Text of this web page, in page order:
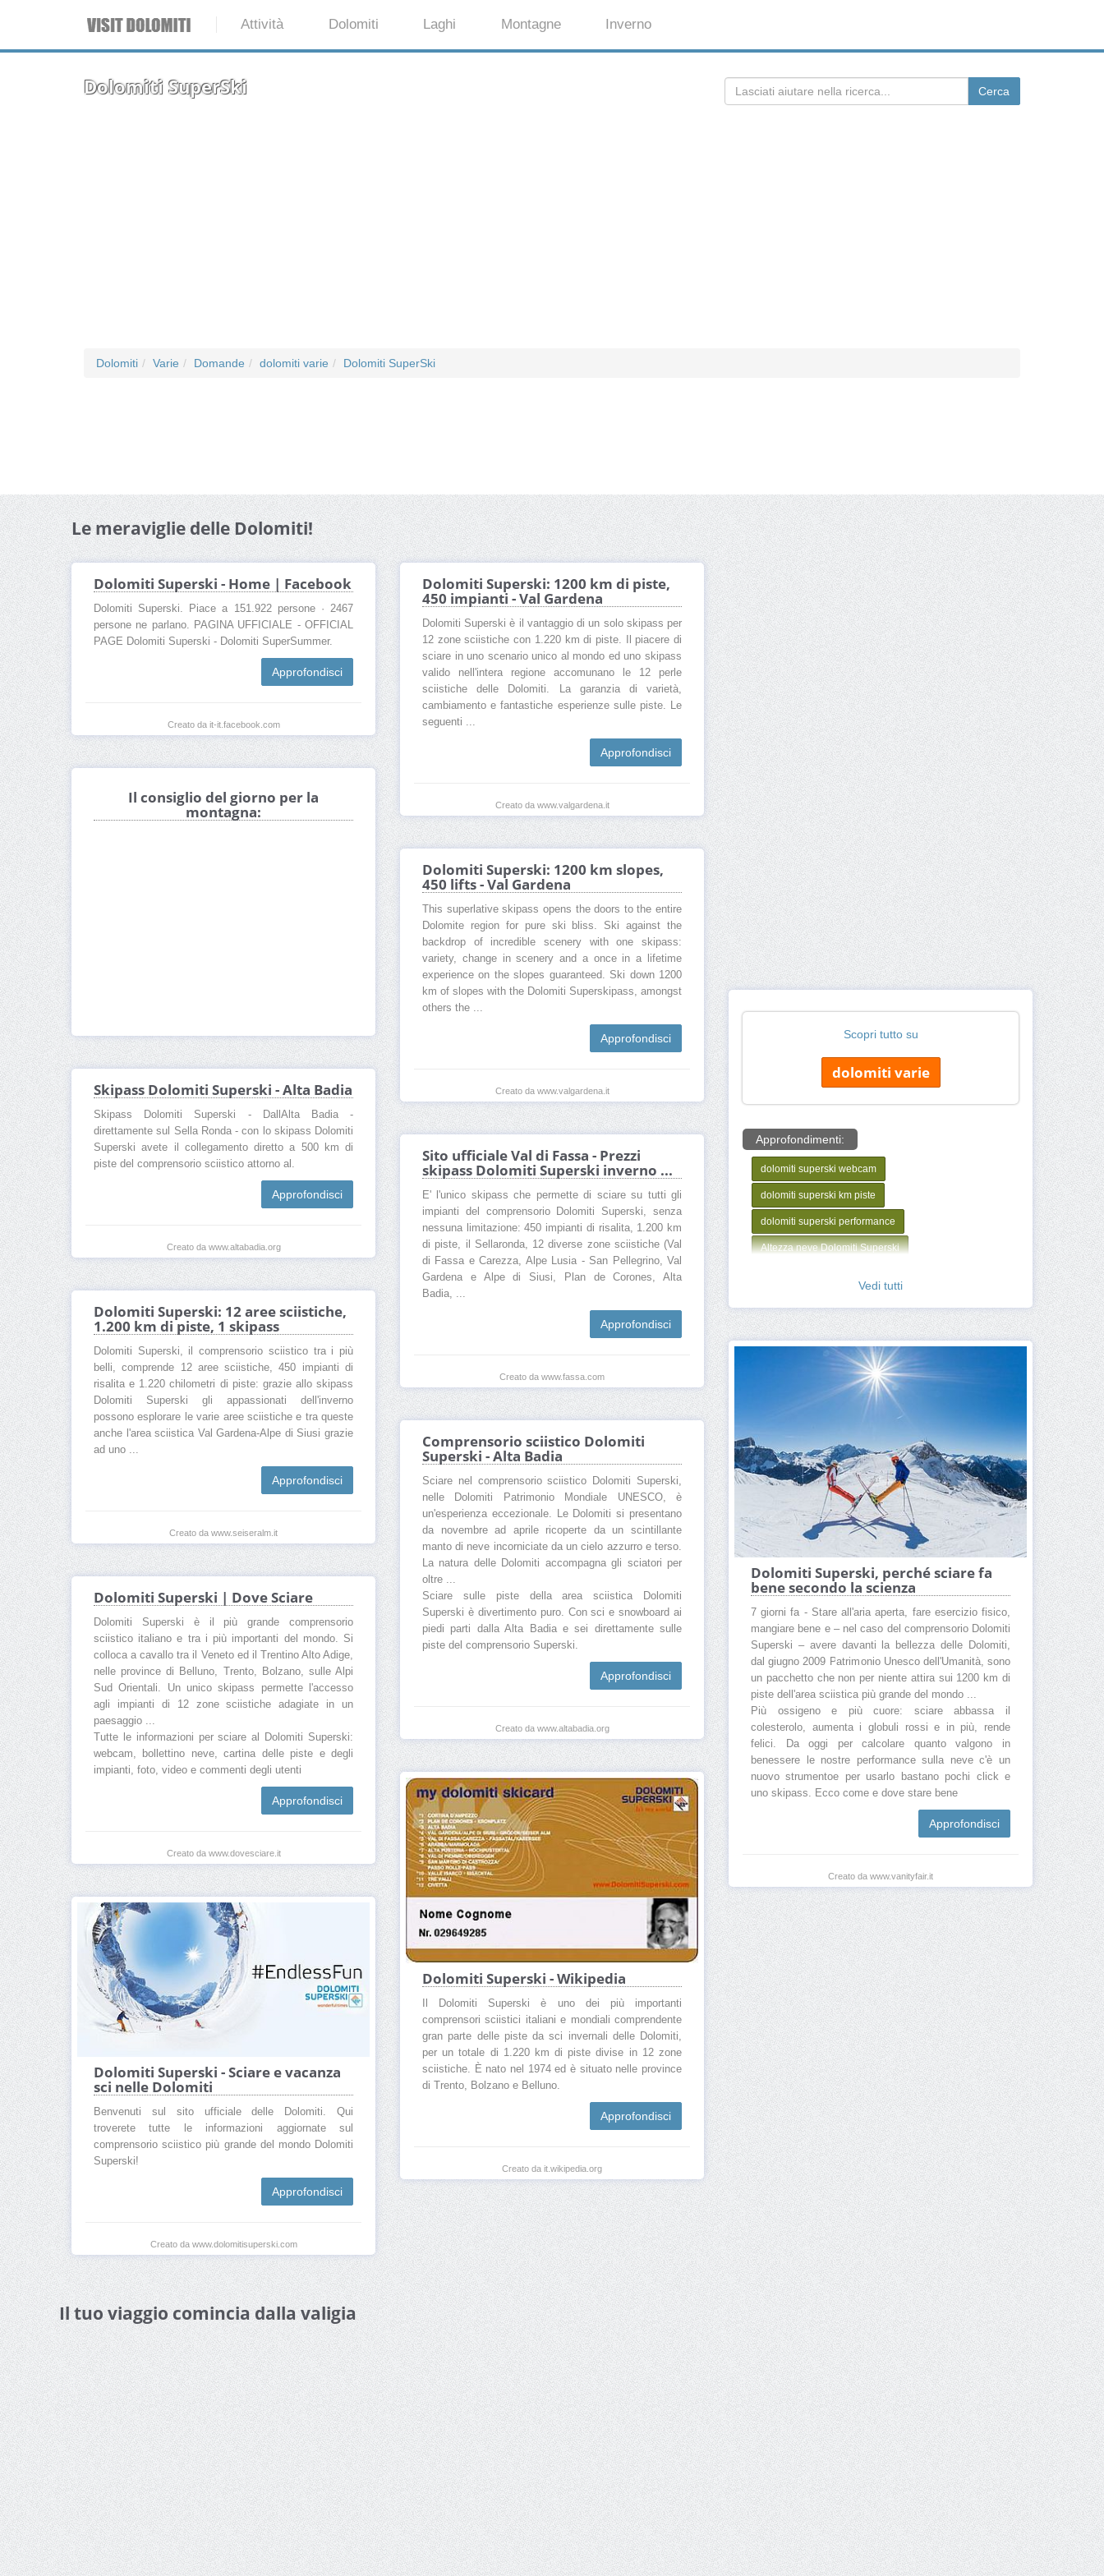
Attività Dolomiti Laghi Montagne Inverno
Dolomiti SuperSki
Dolomiti Varie Domande dolomiti varie Dolomiti SuperSki
Le meraviglie delle Dolomiti!
Dolomiti Superski - Home | Facebook
Dolomiti Superski. Piace a 151.922 persone · 2467
persone ne parlano. PAGINA UFFICIALE - OFFICIAL
PAGE Dolomiti Superski - Dolomiti SuperSummer.
Approfondisci
Creato da it-it.facebook.com
Dolomiti Superski: 1200 km di piste,
450 impianti - Val Gardena
Dolomiti Superski è il vantaggio di un solo skipass per
12 zone sciistiche con 1.220 km di piste. Il piacere di
sciare in uno scenario unico al mondo ed uno skipass
valido nell'intera regione accomunano le 12 perle
sciistiche delle Dolomiti. La garanzia di varietà,
cambiamento e fantastiche esperienze sulle piste. Le
seguenti ...
Approfondisci
Creato da www.valgardena.it
Scopri tutto su
dolomiti varie
Approfondimenti:
dolomiti superski webcam
dolomiti superski km piste
dolomiti superski performance
Altezza neve Dolomiti Superski
Maestro sci Dolomiti SuperSki
Corso sci Dolomiti SuperSki
Apertura impianti Dolomiti SuperSki
Webcam Dolomiti SuperSki
Meteo Dolomiti SuperSki
Cartina Dolomiti SuperSki
Prezzi Dolomiti SuperSki
Quanta neve c'è a Dolomiti SuperSki
Vedi tutti
Il consiglio del giorno per la
montagna:
Dolomiti Superski: 1200 km slopes,
450 lifts - Val Gardena
This superlative skipass opens the doors to the entire
Dolomite region for pure ski bliss. Ski against the
backdrop of incredible scenery with one skipass:
variety, change in scenery and a once in a lifetime
experience on the slopes guaranteed. Ski down 1200
km of slopes with the Dolomiti Superskipass, amongst
others the ...
Approfondisci
Creato da www.valgardena.it
Skipass Dolomiti Superski - Alta Badia
Skipass Dolomiti Superski - DallAlta Badia -
direttamente sul Sella Ronda - con lo skipass Dolomiti
Superski avete il collegamento diretto a 500 km di
piste del comprensorio sciistico attorno al.
Approfondisci
Creato da www.altabadia.org
Sito ufficiale Val di Fassa - Prezzi
skipass Dolomiti Superski inverno ...
E' l'unico skipass che permette di sciare su tutti gli
impianti del comprensorio Dolomiti Superski, senza
nessuna limitazione: 450 impianti di risalita, 1.200 km
di piste, il Sellaronda, 12 diverse zone sciistiche (Val
di Fassa e Carezza, Alpe Lusia - San Pellegrino, Val
Gardena e Alpe di Siusi, Plan de Corones, Alta
Badia, ...
Approfondisci
Creato da www.fassa.com
Dolomiti Superski: 12 aree sciistiche,
1.200 km di piste, 1 skipass
Dolomiti Superski, il comprensorio sciistico tra i più
belli, comprende 12 aree sciistiche, 450 impianti di
risalita e 1.220 chilometri di piste: grazie allo skipass
Dolomiti Superski gli appassionati dell'inverno
possono esplorare le varie aree sciistiche e tra queste
anche l'area sciistica Val Gardena-Alpe di Siusi grazie
ad uno ...
Approfondisci
Creato da www.seiseralm.it
Dolomiti Superski, perché sciare fa
bene secondo la scienza
7 giorni fa - Stare all'aria aperta, fare esercizio fisico,
mangiare bene e – nel caso del comprensorio Dolomiti
Superski – avere davanti la bellezza delle Dolomiti,
dal giugno 2009 Patrimonio Unesco dell'Umanità, sono
un pacchetto che non per niente attira sui 1200 km di
piste dell'area sciistica più grande del mondo ...
Più ossigeno e più cuore: sciare abbassa il
colesterolo, aumenta i globuli rossi e in più, rende
felici. Da oggi per calcolare quanto valgono in
benessere le nostre performance sulla neve c'è un
nuovo strumentoe per usarlo bastano pochi click e
uno skipass. Ecco come e dove stare bene
Approfondisci
Creato da www.vanityfair.it
Comprensorio sciistico Dolomiti
Superski - Alta Badia
Sciare nel comprensorio sciistico Dolomiti Superski,
nelle Dolomiti Patrimonio Mondiale UNESCO, è
un'esperienza eccezionale. Le Dolomiti si presentano
da novembre ad aprile ricoperte da un scintillante
manto di neve incorniciate da un cielo azzurro e terso.
La natura delle Dolomiti accompagna gli sciatori per
oltre ...
Sciare sulle piste della area sciistica Dolomiti
Superski è divertimento puro. Con sci e snowboard ai
piedi parti dalla Alta Badia e sei direttamente sulle
piste del comprensorio Superski.
Approfondisci
Creato da www.altabadia.org
Dolomiti Superski | Dove Sciare
Dolomiti Superski è il più grande comprensorio
sciistico italiano e tra i più importanti del mondo. Si
colloca a cavallo tra il Veneto ed il Trentino Alto Adige,
nelle province di Belluno, Trento, Bolzano, sulle Alpi
Sud Orientali. Un unico skipass permette l'accesso
agli impianti di 12 zone sciistiche adagiate in un
paesaggio ...
Tutte le informazioni per sciare al Dolomiti Superski:
webcam, bollettino neve, cartina delle piste e degli
impianti, foto, video e commenti degli utenti
Approfondisci
Creato da www.dovesciare.it
Dolomiti Superski - Wikipedia
Il Dolomiti Superski è uno dei più importanti
comprensori sciistici italiani e mondiali comprendente
gran parte delle piste da sci invernali delle Dolomiti,
per un totale di 1.220 km di piste divise in 12 zone
sciistiche. È nato nel 1974 ed è situato nelle province
di Trento, Bolzano e Belluno.
Approfondisci
Creato da it.wikipedia.org
Dolomiti Superski - Sciare e vacanza
sci nelle Dolomiti
Benvenuti sul sito ufficiale delle Dolomiti. Qui
troverete tutte le informazioni aggiornate sul
comprensorio sciistico più grande del mondo Dolomiti
Superski!
Approfondisci
Creato da www.dolomitisuperski.com
Il tuo viaggio comincia dalla valigia